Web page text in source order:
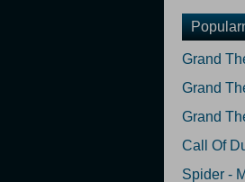
Grand
Grand
Grand
Call Of
Spider -